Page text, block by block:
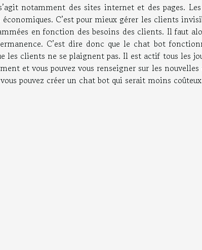
notamment des sites internet et des pages. Les
C’est pour mieux gérer les clients
en fonction des besoins des clients. Il faut
C’est dire donc que le chat bot
les clients ne se plaignent pas. Il est actif tous les
et vous pouvez vous renseigner sur les
pouvez créer un chat bot qui serait moins